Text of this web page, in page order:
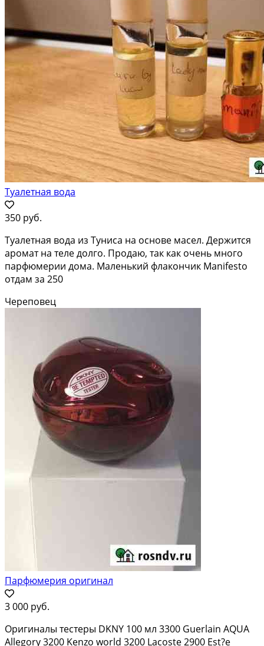
Туалетная вода
350 руб.
Туалетная вода из Туниса на основе масел. Держится
аромат на теле долго. Продаю, так как очень много
парфюмерии дома. Маленький флакончик Manifesto
отдам за 250
Череповец
Парфюмерия оригинал
3 000 руб.
Оригиналы тестеры DKNY 100 мл 3300 Guerlain AQUA
Allegory 3200 Kenzo world 3200 Lacoste 2900 Est?e